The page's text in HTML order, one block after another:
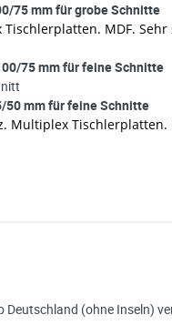
75 mm für grobe Schnitte
MDF.
75 mm für feine Schnitte
50 mm für feine Schnitte
Multiplex Tischlerplatten.
(ohne Inseln)